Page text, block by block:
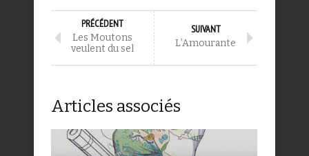
PRÉCÉDENT
Les Moutons
veulent du sel
SUIVANT
L’Amourante
Articles associés